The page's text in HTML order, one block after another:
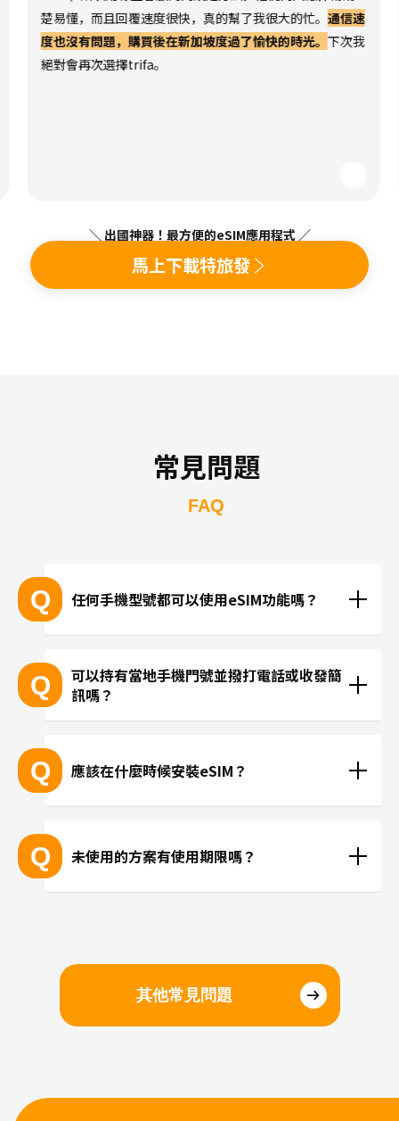
楚易懂，而且回覆速度很快，真的幫了我很大的忙。 通信速
度也沒有問題，購買後在新加坡度過了愉快的時光。 下次我
絕對會再次選擇trifa。
＼ 出國神器！最方便的eSIM應用程式 ／
馬上下載特旅發
常見問題
FAQ
Q 任何手機型號都可以使用eSIM功能嗎？
※產品推陳出新，可能無法列出所有最新的型號。
※無法透過個別的查詢確認您的設備是否支援eSIM功
能。
Q
可以持有當地手機門號並撥打電話或收發簡
訊嗎？
LINE或Instagram等使用網路連線進行通話。
Q 應該在什麼時候安裝eSIM？
問題。若擔心當地機場的WiFi速度不夠快，建議您在
國內完成安裝和設定，在當地進行切換eSIM即可。
Q 未使用的方案有使用期限嗎？
其他常見問題